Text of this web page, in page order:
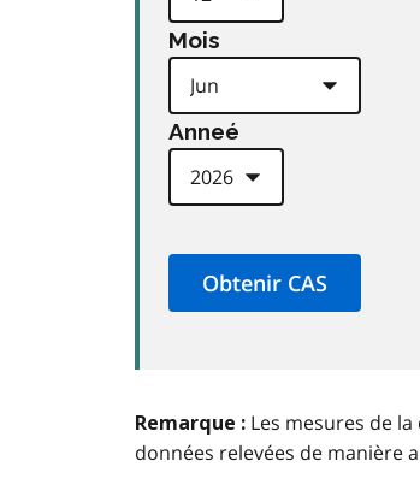
Mois
Anneé
Remarque : Les mesures de
données relevées de manière